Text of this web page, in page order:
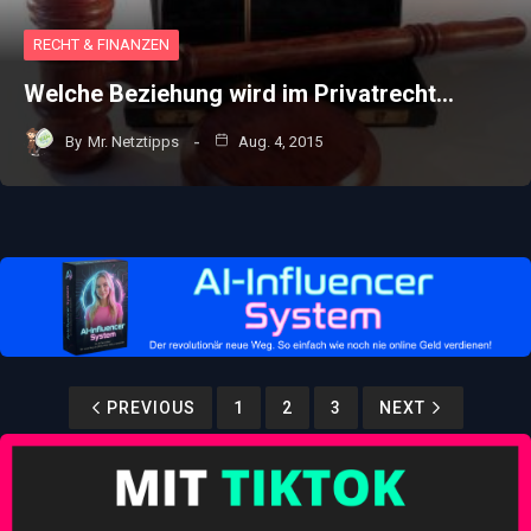
RECHT & FINANZEN
Welche Beziehung wird im Privatrecht…
By Mr. Netztipps Aug. 4, 2015
PREVIOUS 1 2 3 NEXT